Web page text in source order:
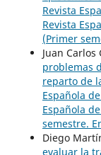
Revista
Revista
(Primer
Juan Carlos
problemas
reparto de
Española
Española
semestre.
Diego
evaluar la